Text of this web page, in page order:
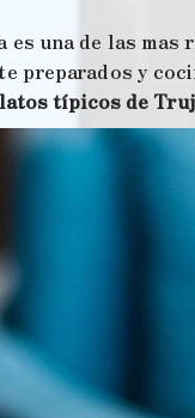
una de las mas
preparados y
típicos de